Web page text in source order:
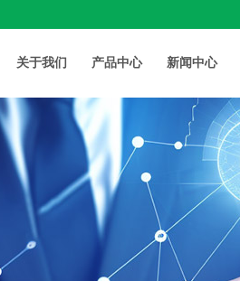
关于我们 产品中心 新闻中心